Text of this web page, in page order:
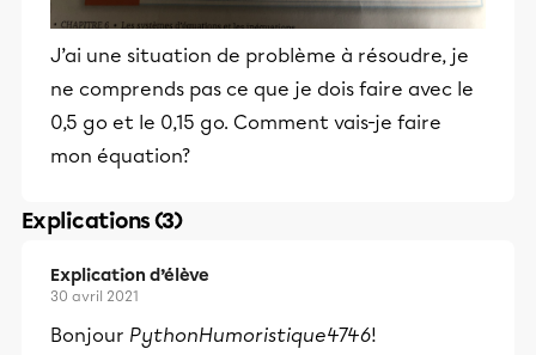
J’ai une situation de problème à résoudre, je
ne comprends pas ce que je dois faire avec le
0,5 go et le 0,15 go. Comment vais-je faire
mon équation?
Explications (3)
Explication d’élève
30 avril 2021
Bonjour PythonHumoristique4746!